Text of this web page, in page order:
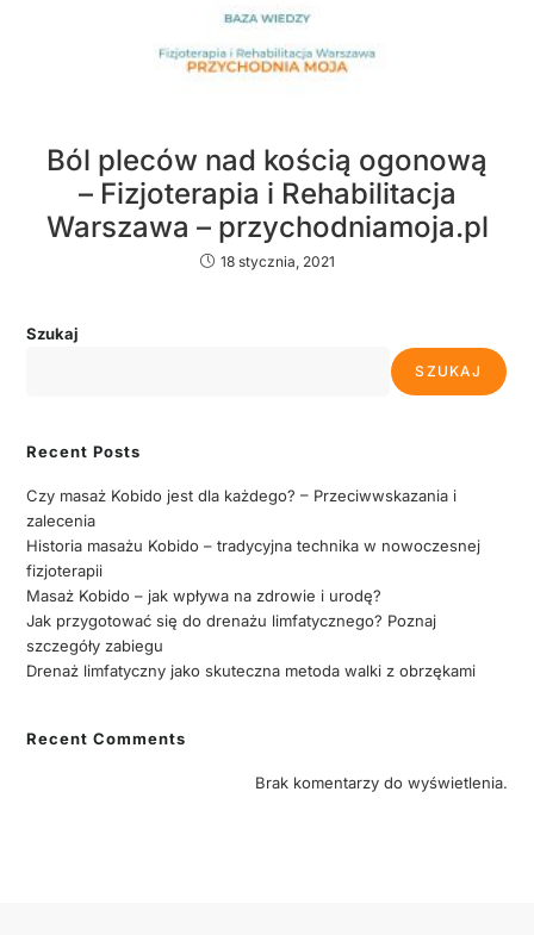
Ból pleców nad kością ogonową
– Fizjoterapia i Rehabilitacja
Warszawa – przychodniamoja.pl
18 stycznia, 2021
Szukaj
SZUKAJ
Recent Posts
Czy masaż Kobido jest dla każdego? – Przeciwwskazania i
zalecenia
Historia masażu Kobido – tradycyjna technika w nowoczesnej
fizjoterapii
Masaż Kobido – jak wpływa na zdrowie i urodę?
Jak przygotować się do drenażu limfatycznego? Poznaj
szczegóły zabiegu
Drenaż limfatyczny jako skuteczna metoda walki z obrzękami
Recent Comments
Brak komentarzy do wyświetlenia.